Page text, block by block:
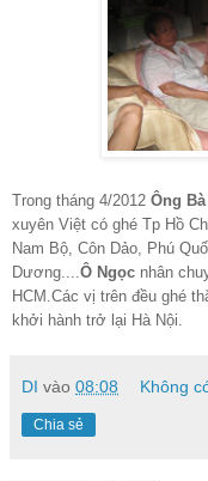
Trong tháng 4/2012 Ông
xuyên Việt có ghé Tp Hồ
Nam Bộ, Côn Dảo, Phú
Dương.... Ô Ngọc nhân
HCM.Các vị trên đều ghé
khởi hành trở lại Hà Nội.
DI vào 08:08 Không
Chia sẻ